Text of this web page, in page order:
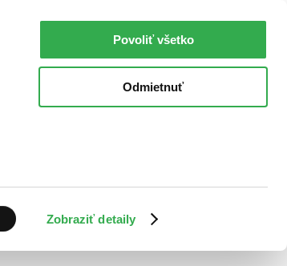
Zobraziť detaily
Povoliť všetko
Odmietnuť